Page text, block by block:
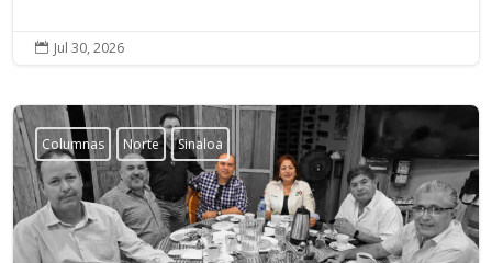
 Jul 30, 2026
Columnas Norte Sinaloa